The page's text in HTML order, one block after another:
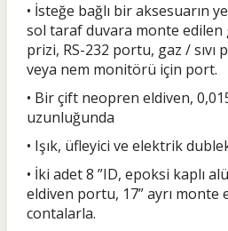
• İsteğe bağlı bir aksesuarın
sol taraf duvara monte edilen
prizi, RS-232 portu, gaz / sıvı
veya nem monitörü için port.
• Bir çift neopren eldiven, 0,015
uzunluğunda
• Işık, üfleyici ve elektrik
• İki adet 8 ”ID, epoksi kaplı
eldiven portu, 17” ayrı monte
contalarla.